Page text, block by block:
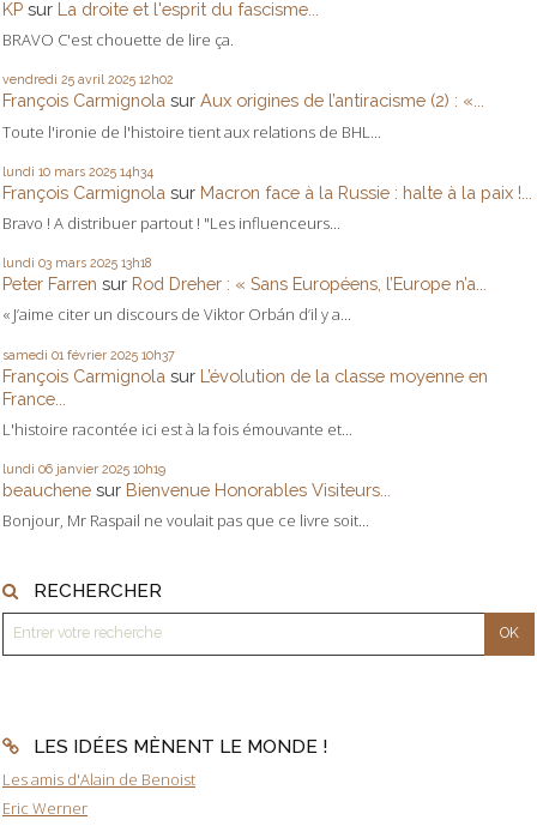
KP sur La droite et l'esprit du fascisme...
BRAVO C'est chouette de lire ça.
vendredi 25 avril 2025 12h02
François Carmignola sur Aux origines de l’antiracisme (2) : «...
Toute l'ironie de l'histoire tient aux relations de BHL...
lundi 10 mars 2025 14h34
François Carmignola sur Macron face à la Russie : halte à la paix !...
Bravo ! A distribuer partout ! "Les influenceurs...
lundi 03 mars 2025 13h18
Peter Farren sur Rod Dreher : « Sans Européens, l’Europe n’a...
« J’aime citer un discours de Viktor Orbán d’il y a...
samedi 01 février 2025 10h37
François Carmignola sur L’évolution de la classe moyenne en
France...
L'histoire racontée ici est à la fois émouvante et...
lundi 06 janvier 2025 10h19
beauchene sur Bienvenue Honorables Visiteurs...
Bonjour, Mr Raspail ne voulait pas que ce livre soit...
RECHERCHER
LES IDÉES MÈNENT LE MONDE !
Les amis d'Alain de Benoist
Eric Werner